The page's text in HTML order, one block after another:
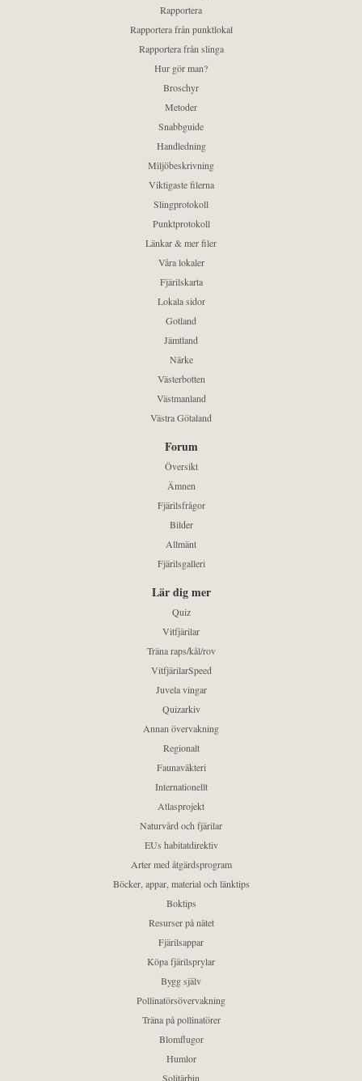
Rapportera
Rapportera från punktlokal
Rapportera från slinga
Hur gör man?
Broschyr
Metoder
Snabbguide
Handledning
Miljöbeskrivning
Viktigaste filerna
Slingprotokoll
Punktprotokoll
Länkar & mer filer
Våra lokaler
Fjärilskarta
Lokala sidor
Gotland
Jämtland
Närke
Västerbotten
Västmanland
Västra Götaland
Forum
Översikt
Ämnen
Fjärilsfrågor
Bilder
Allmänt
Fjärilsgalleri
Lär dig mer
Quiz
Vitfjärilar
Träna raps/kål/rov
VitfjärilarSpeed
Juvela vingar
Quizarkiv
Annan övervakning
Regionalt
Faunaväkteri
Internationellt
Atlasprojekt
Naturvård och fjärilar
EUs habitatdirektiv
Arter med åtgärdsprogram
Böcker, appar, material och länktips
Boktips
Resurser på nätet
Fjärilsappar
Köpa fjärilsprylar
Bygg själv
Pollinatörsövervakning
Träna på pollinatörer
Blomflugor
Humlor
Solitärbin